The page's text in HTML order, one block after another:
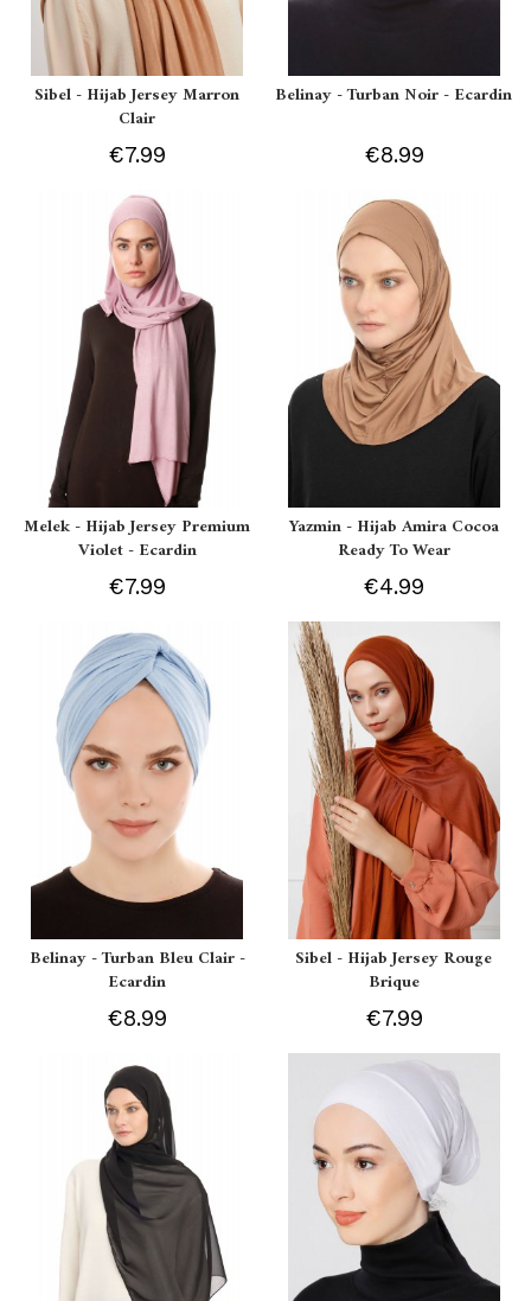
Sibel - Hijab Jersey Marron
Clair
€7.99
Belinay - Turban Noir - Ecardin
€8.99
Melek - Hijab Jersey Premium
Violet - Ecardin
€7.99
Yazmin - Hijab Amira Cocoa
Ready To Wear
€4.99
Belinay - Turban Bleu Clair -
Ecardin
€8.99
Sibel - Hijab Jersey Rouge
Brique
€7.99